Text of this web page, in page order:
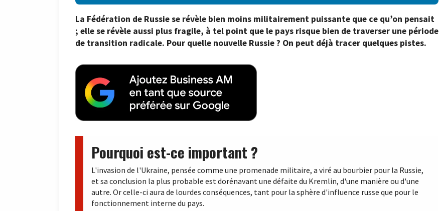
La Fédération de Russie se révèle bien moins militairement puissante que ce qu’on pensait
; elle se révèle aussi plus fragile, à tel point que le pays risque bien de traverser une période
de transition radicale. Pour quelle nouvelle Russie ? On peut déjà tracer quelques pistes.
Pourquoi est-ce important ?
L'invasion de l'Ukraine, pensée comme une promenade militaire, a viré au bourbier pour la Russie,
et sa conclusion la plus probable est dorénavant une défaite du Kremlin, d'une manière ou d'une
autre. Or celle-ci aura de lourdes conséquences, tant pour la sphère d'influence russe que pour le
fonctionnement interne du pays.